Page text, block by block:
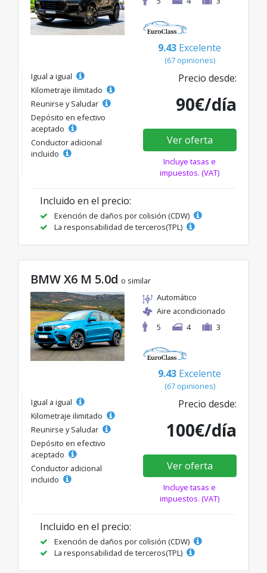
9.43 Excelente
(67 opiniones)
Igual a igual
Kilometraje ilimitado
Reunirse y Saludar
Depósito en efectivo
aceptado
Conductor adicional
incluido
Precio desde:
90€/día
Ver oferta
Incluye tasas e
impuestos. (VAT)
Incluido en el precio:
Exención de daños por colisión (CDW)
La responsabilidad de terceros(TPL)
BMW X6 M 5.0d o similar
Automático
Aire acondicionado
5
4 3
9.43 Excelente
(67 opiniones)
Igual a igual
Kilometraje ilimitado
Reunirse y Saludar
Depósito en efectivo
aceptado
Conductor adicional
incluido
Precio desde:
100€/día
Ver oferta
Incluye tasas e
impuestos. (VAT)
Incluido en el precio:
Exención de daños por colisión (CDW)
La responsabilidad de terceros(TPL)